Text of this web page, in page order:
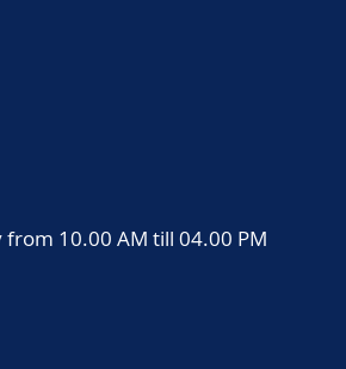
10.00 AM till 04.00 PM